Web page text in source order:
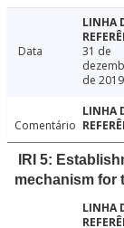
Data
31 de
de 2019
Comentário
IRI 5:
mechanism for